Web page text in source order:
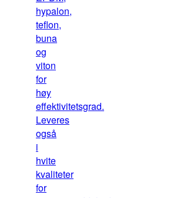
hypalon,
teflon,
buna
og
viton
for
høy
effektivitetsgrad.
Leveres
også
i
hvite
kvaliteter
for